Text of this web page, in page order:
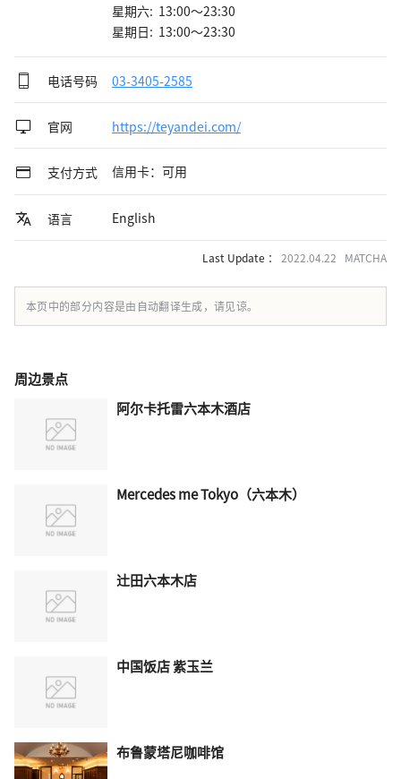
星期六: 13:00～23:30
星期日: 13:00～23:30
电话号码 03-3405-2585
官网 https://teyandei.com/
支付方式 信用卡：可用
语言 English
Last Update ： 2022.04.22 MATCHA
本页中的部分内容是由自动翻译生成，请见谅。
周边景点
阿尔卡托雷六本木酒店
Mercedes me Tokyo（六本木）
辻田六本木店
中国饭店 紫玉兰
布鲁蒙塔尼咖啡馆